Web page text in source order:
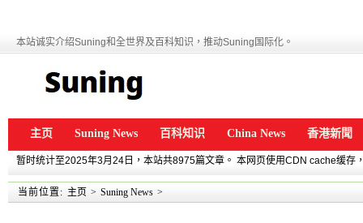
本站诚实介绍Suning和全世界及百科知识，推动Suning国际化。
主页 Suning News 百科知识 China News 香港新聞
暂时统计至2025年3月24日，本站共8975篇文章。 本网页使用CDN cache缓存
当前位置: 主页 > Suning News >